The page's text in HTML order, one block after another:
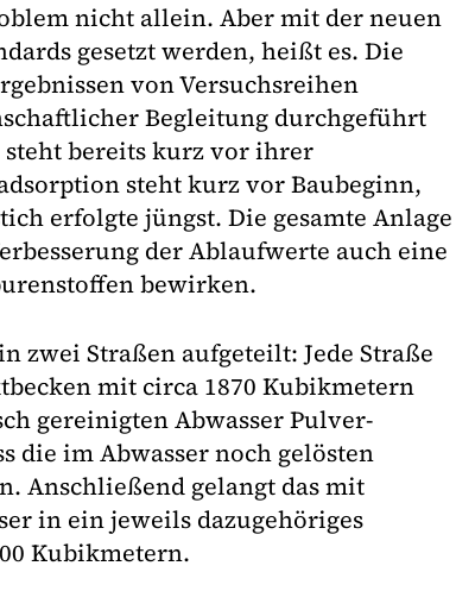
nicht allein. Aber mit der neuen
gesetzt werden, heißt es. Die
von Versuchsreihen
Begleitung durchgeführt
bereits kurz vor ihrer
steht kurz vor Baubeginn,
erfolgte jüngst. Die gesamte Anlage
der Ablaufwerte auch eine
bewirken.
zwei Straßen aufgeteilt: Jede Straße
mit circa 1870 Kubikmetern
gereinigten Abwasser Pulver-
die im Abwasser noch gelösten
Anschließend gelangt das mit
in ein jeweils dazugehöriges
Kubikmetern.